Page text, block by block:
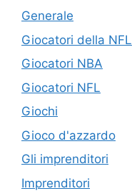
Generale
Giocatori della NFL
Giocatori NBA
Giocatori NFL
Giochi
Gioco d'azzardo
Gli imprenditori
Imprenditori